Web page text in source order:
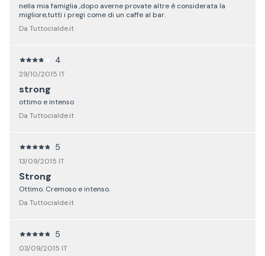
nella mia famiglia ,dopo averne provate altre è considerata la
migliore,tutti i pregi come di un caffe al bar.
Da Tuttocialde.it
4
29/10/2015 IT
strong
ottimo e intenso
Da Tuttocialde.it
5
13/09/2015 IT
Strong
Ottimo. Cremoso e intenso.
Da Tuttocialde.it
5
03/09/2015 IT